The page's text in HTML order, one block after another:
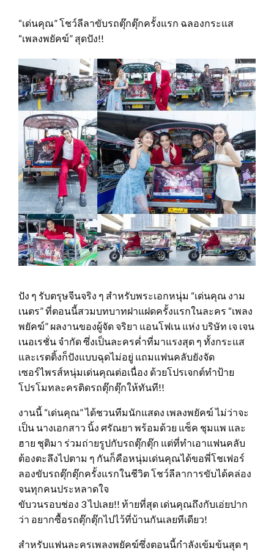
“เด่นคุณ” โชว์ลีลาขับรถตุ๊กตุ๊กครั้งแรก ฉลองกระแส
“เพลงพยัคฆ์” สุดปัง!!
ปัง ๆ รับตรุษจีนจริง ๆ สำหรับพระเอกหนุ่ม “เด่นคุณ งาม
เนตร” ที่ตอนนี้สวมบทบาทฝาแฝดครั้งแรกในละคร “เพลง
พยัคฆ์” ผลงานของผู้จัด จริยา แอนโฟเน แห่ง บริษัท เจ เจน
เนอเรชั่น จำกัด ซึ่งเป็นละครค่ำที่มาแรงสุด ๆ ทั้งกระแส
และเรตติ้งก็ปังแบบฉุดไม่อยู่ แถมแฟนคลับยังจัด
เซอร์ไพรส์หนุ่มเด่นคุณต่อเนื่อง ด้วยโปรเจกต์ทำป้าย
โปรโมทละครติดรถตุ๊กตุ๊กให้ทันที!!
งานนี้ “เด่นคุณ” ได้ชวนทีมนักแสดง เพลงพยัคฆ์ ไม่ว่าจะ
เป็น นางเอกสาว นิ้ง ศรัณยา พร้อมด้วย แซ็ค ชุมแพ และ
ฮาย ชุติมา ร่วมถ่ายรูปกับรถตุ๊กตุ๊ก แต่ที่ทำเอาแฟนคลับ
ต้องตะลึงไปตาม ๆ กันก็คือหนุ่มเด่นคุณได้ขอพี่โชเฟอร์
ลองขับรถตุ๊กตุ๊กครั้งแรกในชีวิต โชว์ลีลาการขับได้คล่อง
จนทุกคนประหลาดใจ
ขับวนรอบช่อง 3 ไปเลย!! ท้ายที่สุด เด่นคุณถึงกับเอ่ยปาก
ว่า อยากซื้อรถตุ๊กตุ๊กไปไว้ที่บ้านกันเลยทีเดียว!
สำหรับแฟนละครเพลงพยัคฆ์ซึ่งตอนนี้กำลังเข้มข้นสุด ๆ